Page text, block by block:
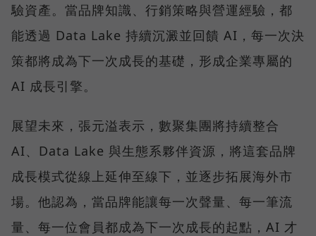
驗資產。當品牌知識、行銷策略與營運經驗，都
能透過 Data Lake 持續沉澱並回饋 AI，每一次決
策都將成為下一次成長的基礎，形成企業專屬的
AI 成長引擎。
展望未來，張元溢表示，數聚集團將持續整合
AI、Data Lake 與生態系夥伴資源，將這套品牌
成長模式從線上延伸至線下，並逐步拓展海外市
場。他認為，當品牌能讓每一次聲量、每一筆流
量、每一位會員都成為下一次成長的起點，AI 才